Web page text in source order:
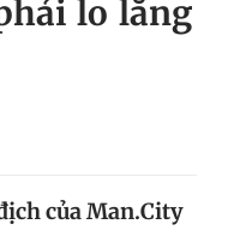
lo lắng
của Man.City